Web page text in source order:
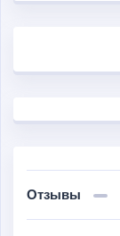
Отзывы